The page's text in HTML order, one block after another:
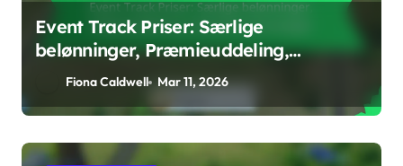
Event Track Priser: Særlige
belønninger, Præmieuddeling,
Indsamlingsstrategier
Fiona Caldwell Mar 11, 2026